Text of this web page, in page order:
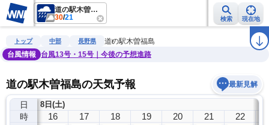
道の駅木曽福島
30/21 検索 現在地
雨雲レーダー 台風情報 地震情報 ラ
トップ 中部 長野県
道の駅木曽福島
台風情報
台風13号・15号｜今後の予想進路
道の駅木曽福島の天気予報 最新見解
日
時
8日(土)
15 16 17 18 19 20 21 22